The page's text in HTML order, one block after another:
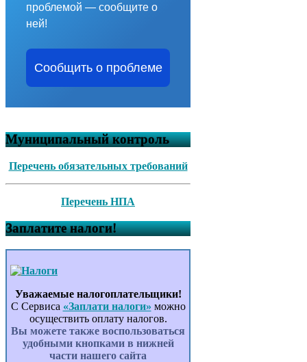
проблемой — сообщите о
ней!
Сообщить о проблеме
Муниципальный контроль
Перечень обязательных требований
Перечень НПА
Заплатите налоги!
Уважаемые налогоплательщики!
С Сервиса «Заплати налоги» можно
осуществить оплату налогов.
Вы можете также воспользоваться
удобными кнопками в нижней
части нашего сайта